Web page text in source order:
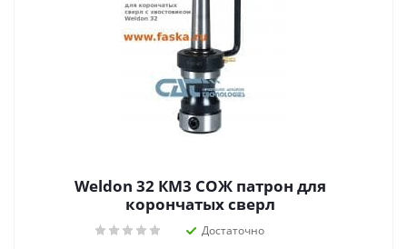
Weldon 32 КМ3 СОЖ патрон для
корончатых сверл
Достаточно